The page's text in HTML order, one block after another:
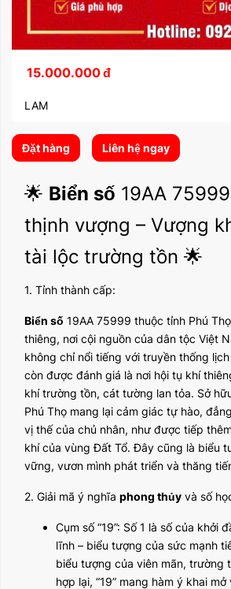
15.000.000đ
LAM
Đặt hàng Liên hệ ngay
🌟 Biển số 19AA
thịnh vượng – Vượng
tài lộc trường tồn 🌟
1. Tỉnh thành cấp:
Biển số 19AA 75999 thuộc tỉnh Phú
thiêng, nơi cội nguồn của dân tộc Việt
không chỉ nổi tiếng với truyền thống
còn được đánh giá là nơi hội tụ khí
khí trường tồn, cát tường lan tỏa. Sở
Phú Thọ mang lại cảm giác tự hào,
vị thế của chủ nhân, như được tiếp
khí của vùng Đất Tổ. Đây cũng là biểu
vững, vươn mình phát triển và thăng
2. Giải mã ý nghĩa phong thủy và số
Cụm số “19”: Số 1 là số của khởi
lĩnh – biểu tượng của sức mạnh
biểu tượng của viên mãn, trường
hợp lại, “19” mang hàm ý khai